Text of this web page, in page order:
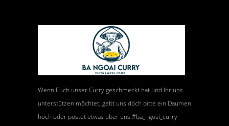
Wenn Euch unser Curry geschmeckt hat und Ihr uns
unterstützen möchtet, gebt uns doch bitte ein Daumen
hoch oder postet etwas über uns #ba_ngoai_curry